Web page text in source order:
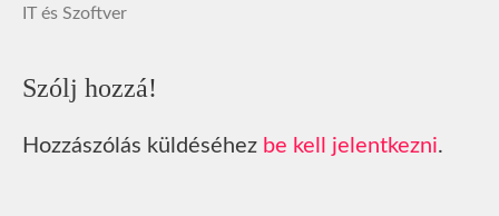
IT és Szoftver
Szólj hozzá!
Hozzászólás küldéséhez be kell jelentkezni.